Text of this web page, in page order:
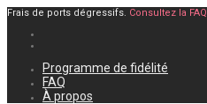
Frais de ports dégressifs. Consultez la FAQ
Programme de fidélité
FAQ
À propos